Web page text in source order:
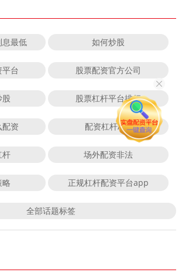
最低 如何炒股
台 股票配资官方公司
股 股票杠杆平台排行
资 配资杠杆APP
杆 场外配资非法
略 正规杠杆配资平台app
全部话题标签